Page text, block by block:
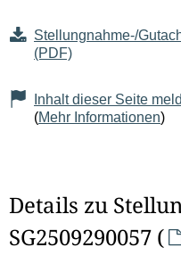
Seiteninhalt
Stellungnahme-/
(PDF)
Inhalt dieser Seite
(Mehr Informationen)
Details zu
SG2509290057 (